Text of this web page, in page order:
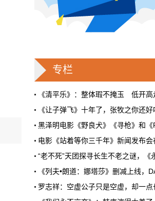
4月29日 13:33:00
郭明翔斩获佛罗伦萨电影金像奖
电影《CHEAT作弊》由郭明翔主演并
制作人，虽说这是一部低成本的文艺
爱，曾受邀于AAIFF42届纽约亚洲国
首…
4月29日 13:30:00
有些电影，不读原著看不懂
《封神演义》对于国人的影响力不亚
部文学名著，从上世纪60年代起，
义》被改编成了40余部影视剧作品
多，质量也便良莠不齐。其中较为
1990年…
4月29日 13:23:36
专栏
《清平乐》：整体瑕不掩玉 低开高
《让子弹飞》十年了，张牧之你还好
黑泽明电影《野良犬》《寻枪》和《
电影《站着等你三千年》新闻发布会
“老不死”天团探寻长生不老之谜，《
《列夫•朗道：娜塔莎》删减上线，
罗志祥：空虚公子只是空虚，却一点